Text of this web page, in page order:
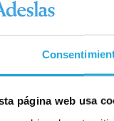
página web usa